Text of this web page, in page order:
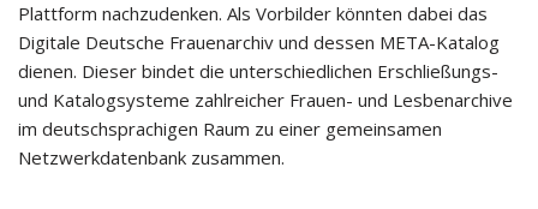
Plattform nachzudenken. Als Vorbilder könnten dabei das
Digitale Deutsche Frauenarchiv und dessen META-Katalog
dienen. Dieser bindet die unterschiedlichen Erschließungs-
und Katalogsysteme zahlreicher Frauen- und Lesbenarchive
im deutschsprachigen Raum zu einer gemeinsamen
Netzwerkdatenbank zusammen.